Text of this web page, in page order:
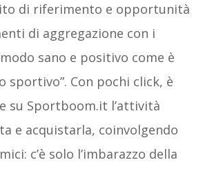
di riferimento e opportunità
di aggregazione con i
sano e positivo come è
sportivo”. Con pochi click, è
su Sportboom.it l’attività
e acquistarla, coinvolgendo
c’è solo l’imbarazzo della